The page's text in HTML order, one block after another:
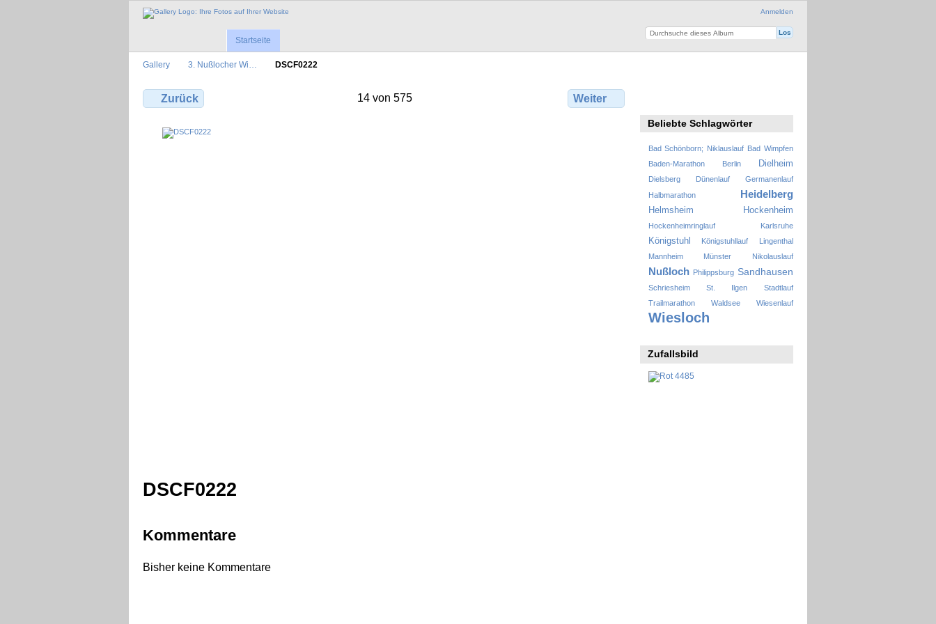
Anmelden
Startseite
Gallery 3. Nußlocher Wi… DSCF0222
Zurück 14 von 575 Weiter
DSCF0222
Kommentare
Bisher keine Kommentare
Beliebte Schlagwörter
Bad Schönborn; Niklauslauf Bad Wimpfen
Baden-Marathon
Berlin Dielheim
Dielsberg Dünenlauf
Germanenlauf
Halbmarathon
Heidelberg
Helmsheim Hockenheim
Hockenheimringlauf Karlsruhe
Königstuhl Königstuhllauf
Lingenthal
Mannheim
Münster Nikolauslauf
Nußloch Philippsburg Sandhausen
Schriesheim St. Ilgen
Stadtlauf
Trailmarathon
Waldsee Wiesenlauf
Wiesloch
Zufallsbild